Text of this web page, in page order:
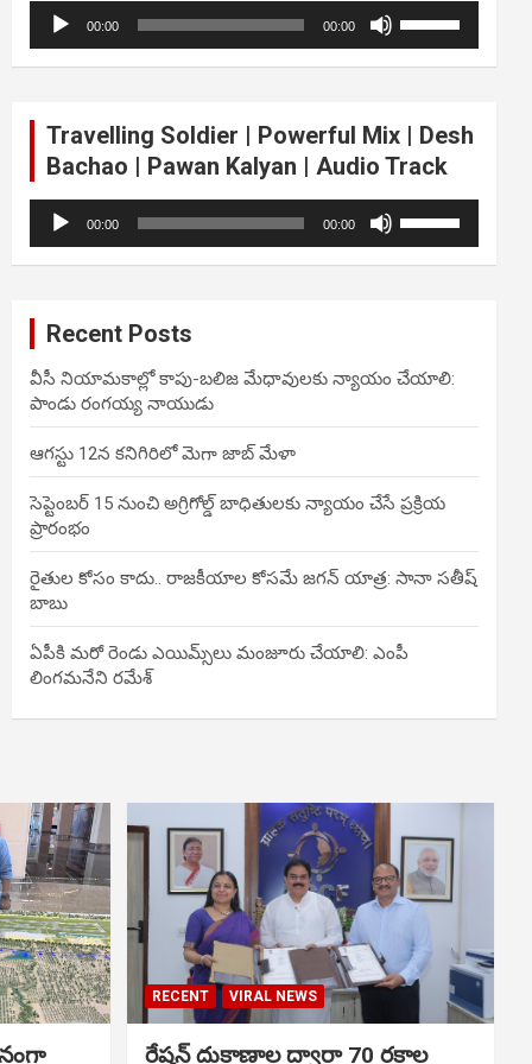
Audio
Player
00:00 00:00
Arrow
increase
or
Travelling Soldier | Powerful Mix | Desh
Bachao | Pawan Kalyan | Audio Track
Audio
Player
00:00 00:00
Arrow
decrease
Recent Posts
వీసీ నియామకాల్లో కాపు-బలిజ మేధావులకు న్యాయం చేయాలి:
పాండు రంగయ్య నాయుడు
ఆగస్టు 12న కనిగిరిలో మెగా జాబ్ మేళా
సెప్టెంబర్ 15 నుంచి అగ్రిగోల్డ్ బాధితులకు న్యాయం చేసే ప్రక్రియ
ప్రారంభం
రైతుల కోసం కాదు.. రాజకీయాల కోసమే జగన్ యాత్ర: సానా సతీష్
బాబు
ఏపీకి మరో రెండు ఎయిమ్స్‌లు మంజూరు చేయాలి: ఎంపీ
లింగమనేని రమేశ్
RECENT VIRAL NEWS
రేషన్ దుకాణాల ద్వారా 70 రకాల